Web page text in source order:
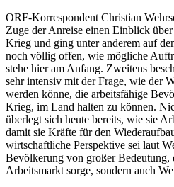
ORF-Korrespondent Christian
Zuge der Anreise einen Einblick
Krieg und ging unter anderem auf
noch völlig offen, wie mögliche
stehe hier am Anfang. Zweitens
sehr intensiv mit der Frage, wie der
werden könne, die arbeitsfähige
Krieg, im Land halten zu können.
überlegt sich heute bereits, wie sie
damit sie Kräfte für den
wirtschaftliche Perspektive sei laut
Bevölkerung von großer
Arbeitsmarkt sorge, sondern auch